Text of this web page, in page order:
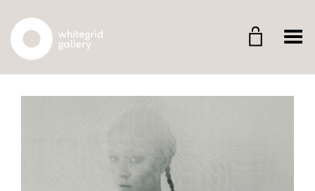
Whitegrid Logo Menü umschalten